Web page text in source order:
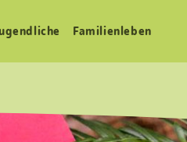
Familien­leben